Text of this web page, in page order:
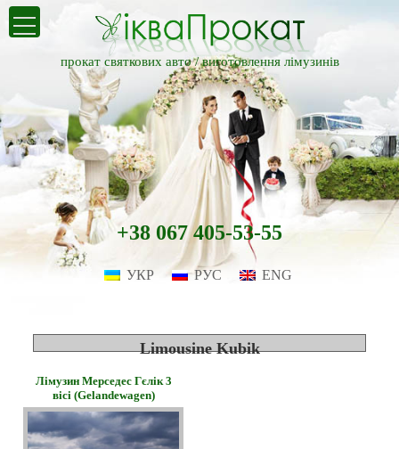
прокат святкових авто /виготовлення лімузинів
+38 067 405-53-55
УКР РУС ENG
Limousine Kubik
Лімузин Мерседес Гєлік 3
вісі (Gelandewagen)